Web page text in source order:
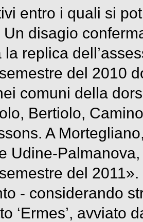
entro i quali si
Un disagio
la replica
del 2010
comuni della
Bertiolo,
A
Udine-
del
- considerando
‘Ermes’, avviato